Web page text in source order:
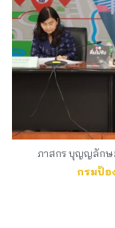
ภาสกร บุญญลัก
กรมป้อ